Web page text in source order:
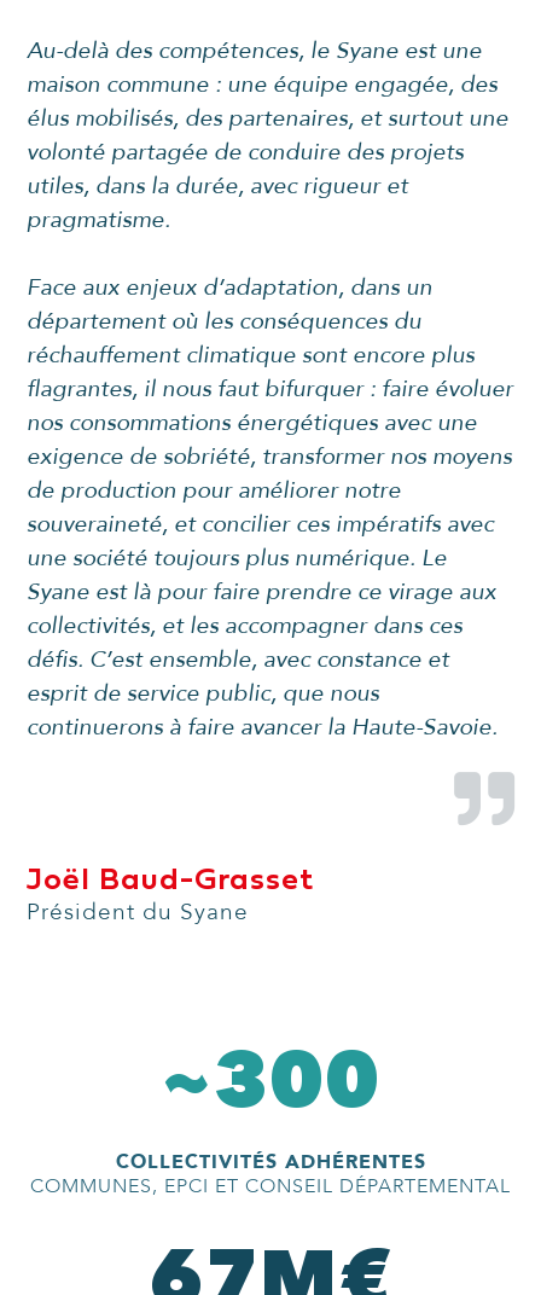
Au-delà des compétences, le Syane est une
maison commune : une équipe engagée, des
élus mobilisés, des partenaires, et surtout une
volonté partagée de conduire des projets
utiles, dans la durée, avec rigueur et
pragmatisme.
Face aux enjeux d’adaptation, dans un
département où les conséquences du
réchauffement climatique sont encore plus
flagrantes, il nous faut bifurquer : faire évoluer
nos consommations énergétiques avec une
exigence de sobriété, transformer nos moyens
de production pour améliorer notre
souveraineté, et concilier ces impératifs avec
une société toujours plus numérique. Le
Syane est là pour faire prendre ce virage aux
collectivités, et les accompagner dans ces
défis. C’est ensemble, avec constance et
esprit de service public, que nous
continuerons à faire avancer la Haute-Savoie.
Joël Baud-Grasset
Président du Syane
~300
COLLECTIVITÉS ADHÉRENTES
COMMUNES, EPCI ET CONSEIL DÉPARTEMENTAL